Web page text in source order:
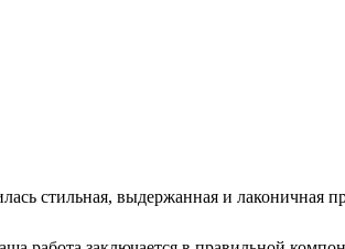
стильная, выдержанная и лаконичная